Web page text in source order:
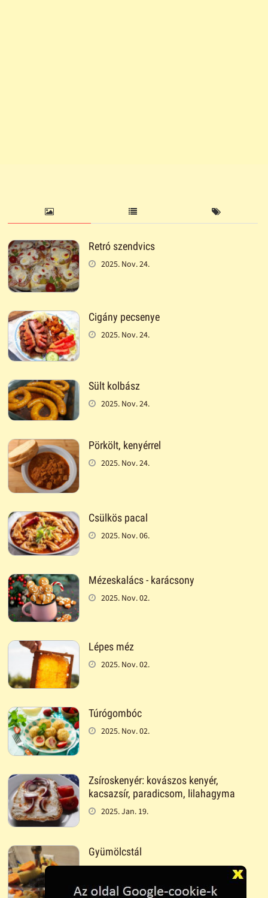
Retró szendvics
2025. Nov. 24.
Cigány pecsenye
2025. Nov. 24.
Sült kolbász
2025. Nov. 24.
Pörkölt, kenyérrel
2025. Nov. 24.
Csülkös pacal
2025. Nov. 06.
Mézeskalács - karácsony
2025. Nov. 02.
Lépes méz
2025. Nov. 02.
Túrógombóc
2025. Nov. 02.
Zsíroskenyér: kovászos kenyér,
kacsazsír, paradicsom, lilahagyma
2025. Jan. 19.
Gyümölcstál
2025. Jan. 18.